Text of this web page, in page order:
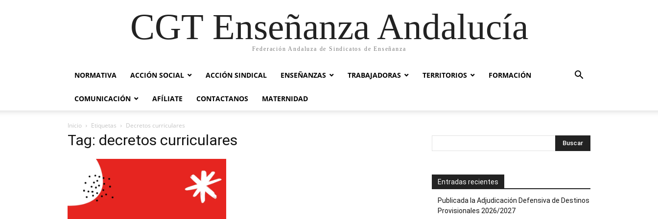
CGT Enseñanza Andalucía
Federación Andaluza de Sindicatos de Enseñanza
NORMATIVA ACCIÓN SOCIAL ACCIÓN SINDICAL ENSEÑANZAS TRABAJADORAS TERRITORIOS FORMACIÓN
COMUNICACIÓN AFÍLIATE CONTACTANOS MATERNIDAD
Inicio Etiquetas Decretos curriculares
Tag: decretos curriculares
Entradas recientes
Publicada la Adjudicación Defensiva de Destinos
Provisionales 2026/2027